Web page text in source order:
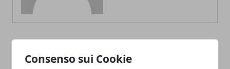
Consenso sui Cookie
ARTICOLI CORRELATI